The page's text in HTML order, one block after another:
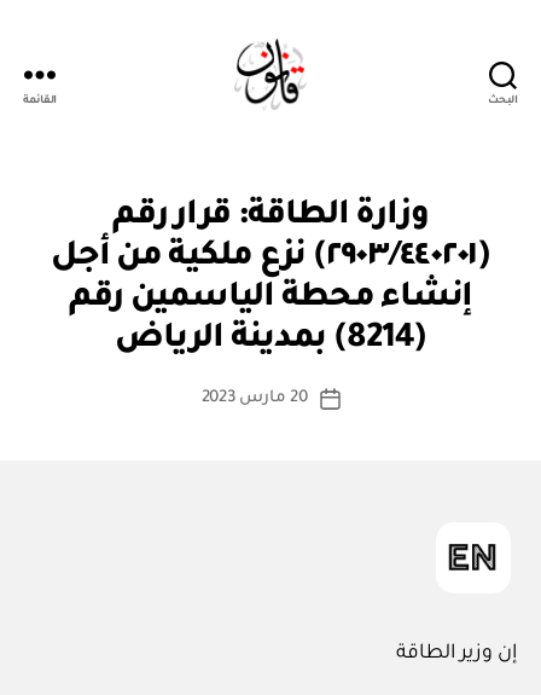
البحث القائمة
وزارة الطاقة: قرار رقم
(٢٩٠٣/٤٤٠٢٠١) نزع ملكية من أجل
إنشاء محطة الياسمين رقم
(8214) بمدينة الرياض
كاتب
بو
ا
س
ة
تاريخ
20 مارس 2023
إن وزير الطاقة